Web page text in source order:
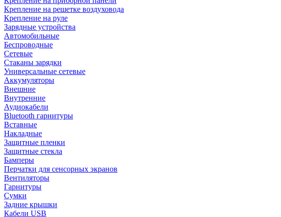
Крепление на решетке воздуховода
Крепление на руле
Зарядные устройства
Автомобильные
Беспроводные
Сетевые
Стаканы зарядки
Универсальные сетевые
Аккумуляторы
Внешние
Внутренние
Аудиокабели
Bluetooth гарнитуры
Вставные
Накладные
Защитные пленки
Защитные стекла
Бамперы
Перчатки для сенсорных экранов
Вентиляторы
Гарнитуры
Сумки
Задние крышки
Кабели USB